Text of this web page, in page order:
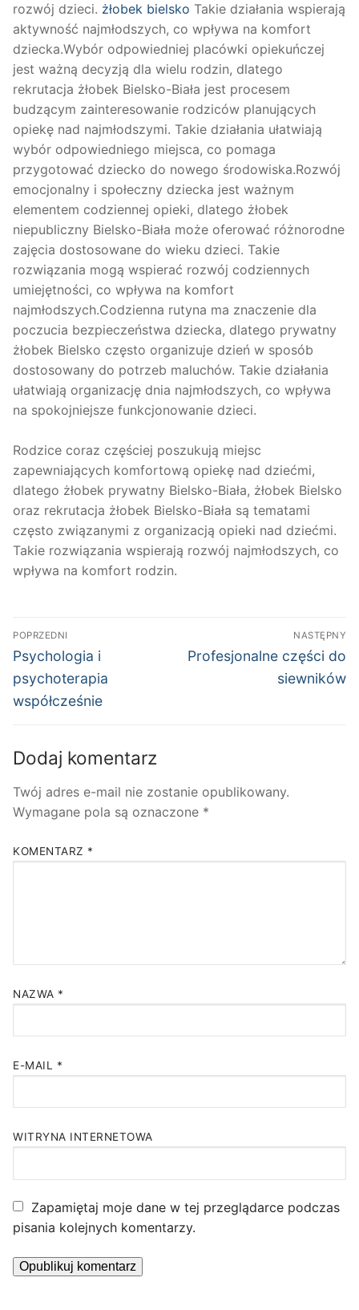
rozwój dzieci. żłobek bielsko Takie działania wspierają
aktywność najmłodszych, co wpływa na komfort
dziecka.Wybór odpowiedniej placówki opiekuńczej
jest ważną decyzją dla wielu rodzin, dlatego
rekrutacja żłobek Bielsko-Biała jest procesem
budzącym zainteresowanie rodziców planujących
opiekę nad najmłodszymi. Takie działania ułatwiają
wybór odpowiedniego miejsca, co pomaga
przygotować dziecko do nowego środowiska.Rozwój
emocjonalny i społeczny dziecka jest ważnym
elementem codziennej opieki, dlatego żłobek
niepubliczny Bielsko-Biała może oferować różnorodne
zajęcia dostosowane do wieku dzieci. Takie
rozwiązania mogą wspierać rozwój codziennych
umiejętności, co wpływa na komfort
najmłodszych.Codzienna rutyna ma znaczenie dla
poczucia bezpieczeństwa dziecka, dlatego prywatny
żłobek Bielsko często organizuje dzień w sposób
dostosowany do potrzeb maluchów. Takie działania
ułatwiają organizację dnia najmłodszych, co wpływa
na spokojniejsze funkcjonowanie dzieci.
Rodzice coraz częściej poszukują miejsc
zapewniających komfortową opiekę nad dziećmi,
dlatego żłobek prywatny Bielsko-Biała, żłobek Bielsko
oraz rekrutacja żłobek Bielsko-Biała są tematami
często związanymi z organizacją opieki nad dziećmi.
Takie rozwiązania wspierają rozwój najmłodszych, co
wpływa na komfort rodzin.
Nawigacja
wpisu
POPRZEDNI
Poprzedni
wpis:
Psychologia i
psychoterapia
współcześnie
NASTĘPNY
Następny
Profesjonalne części do
siewników
Dodaj komentarz
Twój adres e-mail nie zostanie opublikowany.
Wymagane pola są oznaczone *
KOMENTARZ *
NAZWA *
E-MAIL *
WITRYNA INTERNETOWA
Zapamiętaj moje dane w tej przeglądarce podczas
pisania kolejnych komentarzy.